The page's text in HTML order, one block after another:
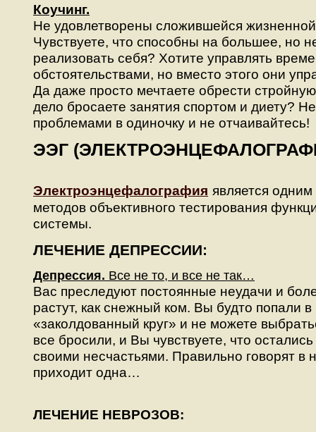
Коучинг.
Не удовлетворены сложившейся
Чувствуете, что способны на большее, но
реализовать себя? Хотите управлять
обстоятельствами, но вместо этого они
Да даже просто мечтаете обрести
дело бросаете занятия спортом и диету?
проблемами в одиночку и не отчаивайтесь!
ЭЭГ
Электроэнцефалография является
методов объективного тестирования
системы.
ЛЕЧЕНИЕ ДЕПРЕССИИ:
Депрессия. Все не то, и все не так…
Вас преследуют постоянные неудачи и
растут, как снежный ком. Вы будто попали в
«заколдованный круг» и не можете
все бросили, и Вы чувствуете, что
своими несчастьями. Правильно говорят в
приходит одна…
ЛЕЧЕНИЕ НЕВРОЗОВ: